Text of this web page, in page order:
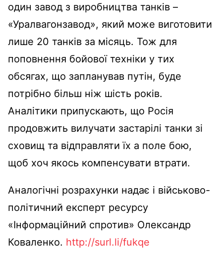
один завод з виробництва танків –
«Уралвагонзавод», який може виготовити
лише 20 танків за місяць. Тож для
поповнення бойової техніки у тих
обсягах, що запланував путін, буде
потрібно більш ніж шість років.
Аналітики припускають, що Росія
продовжить вилучати застарілі танки зі
сховищ та відправляти їх а поле бою,
щоб хоч якось компенсувати втрати.
Аналогічні розрахунки надає і військово-
політичний експерт ресурсу
«Інформаційний спротив» Олександр
Коваленко. http://surl.li/fukqe